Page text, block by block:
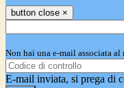
button close ×
Non hai una e-mail associata
E-mail inviata, si prega di